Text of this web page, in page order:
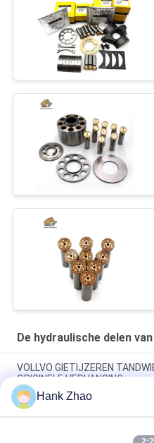
De hydraulische delen
VOLLVO GIETIJZEREN
ORIGINELE VERVANGING
VOLLVO GIETIJZEREN
ORIGINELE VERVANGING
Hank Zhao